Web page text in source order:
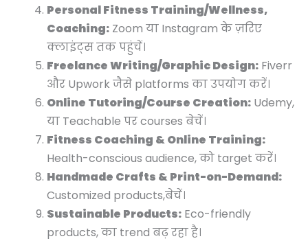
Personal Fitness Training/Wellness,
Coaching: Zoom या Instagram के ज़रिए
क्लाइंट्स तक पहुंचें।
Freelance Writing/Graphic Design: Fiverr
और Upwork जैसे platforms का उपयोग करें।
Online Tutoring/Course Creation: Udemy,
या Teachable पर courses बेचें।
Fitness Coaching & Online Training:
Health-conscious audience, को target करें।
Handmade Crafts & Print-on-Demand:
Customized products,बेचें।
Sustainable Products: Eco-friendly
products, का trend बढ़ रहा है।